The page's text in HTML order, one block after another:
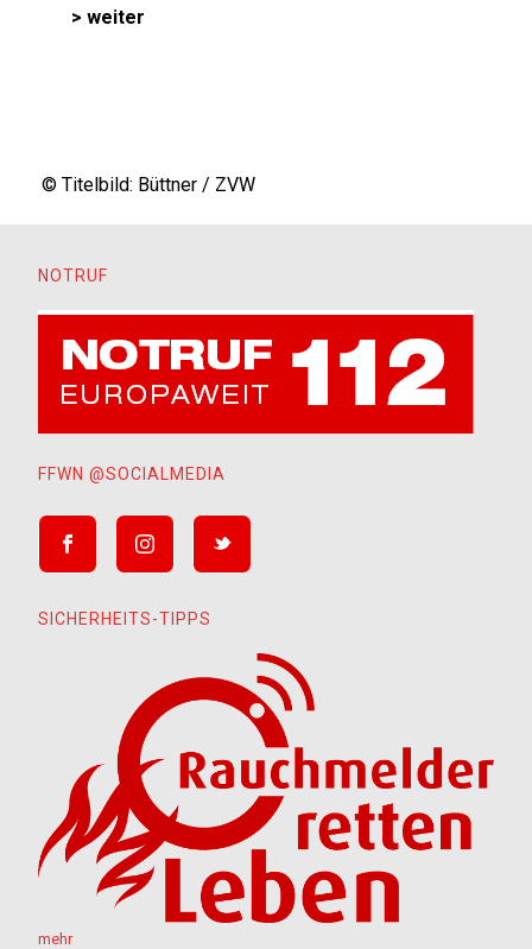
> weiter
© Titelbild: Büttner / ZVW
NOTRUF
FFWN @SOCIALMEDIA
SICHERHEITS-TIPPS
mehr